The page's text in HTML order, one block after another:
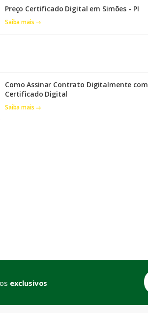
Preço Certificado Digital em Simões - PI
Saiba mais →
Como Assinar Contrato Digitalmente com
Certificado Digital
Saiba mais →
exclusivos